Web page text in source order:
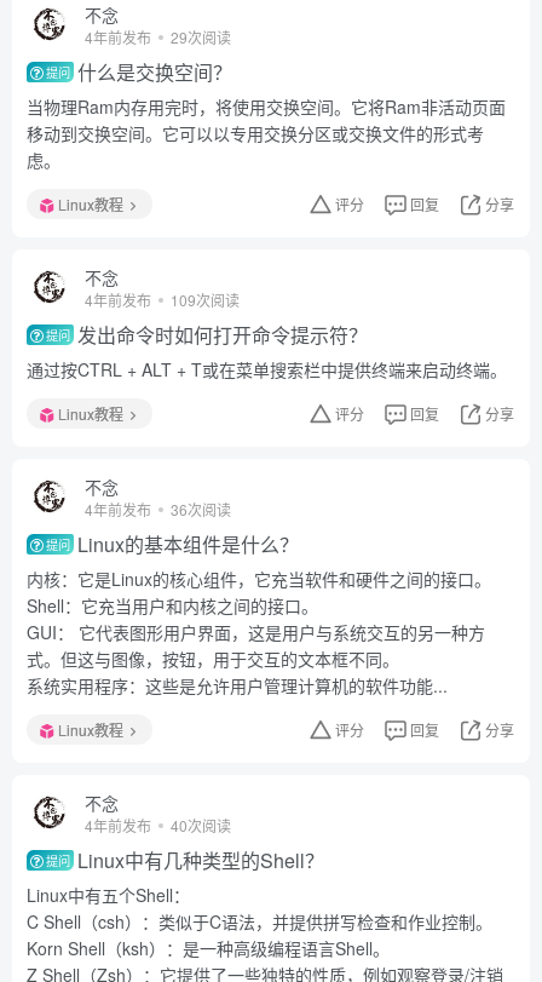
不念
4年前发布 29次阅读
提问 什么是交换空间？
当物理Ram内存用完时，将使用交换空间。它将Ram非活动页面
移动到交换空间。它可以以专用交换分区或交换文件的形式考
虑。
Linux教程 评分 回复 分享
不念
4年前发布 109次阅读
提问 发出命令时如何打开命令提示符？
通过按CTRL + ALT + T或在菜单搜索栏中提供终端来启动终端。
Linux教程 评分 回复 分享
不念
4年前发布 36次阅读
提问 Linux的基本组件是什么？
内核：它是Linux的核心组件，它充当软件和硬件之间的接口。
Shell：它充当用户和内核之间的接口。
GUI： 它代表图形用户界面，这是用户与系统交互的另一种方
式。但这与图像，按钮，用于交互的文本框不同。
系统实用程序：这些是允许用户管理计算机的软件功能...
Linux教程 评分 回复 分享
不念
4年前发布 40次阅读
提问 Linux中有几种类型的Shell？
Linux中有五个Shell：
C Shell（csh）：类似于C语法，并提供拼写检查和作业控制。
Korn Shell（ksh）：是一种高级编程语言Shell。
Z Shell（Zsh）：它提供了一些独特的性质，例如观察登录/注销